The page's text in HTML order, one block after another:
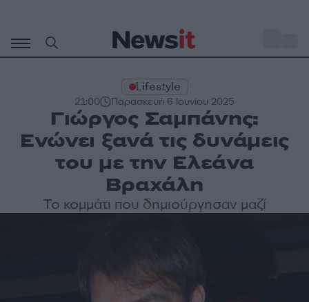
περιεχόμενο
Lifestyle
21:00 Παρασκευή 6 Ιουνίου 2025
Γιώργος Σαμπάνης:
Ενώνει ξανά τις δυνάμεις
του με την Ελεάνα
Βραχάλη
Το κομμάτι που δημιούργησαν μαζί